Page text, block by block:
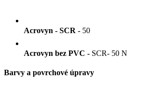
Acrovyn - SCR - 50
Acrovyn bez PVC - SCR- 50 N
Barvy a povrchové úpravy